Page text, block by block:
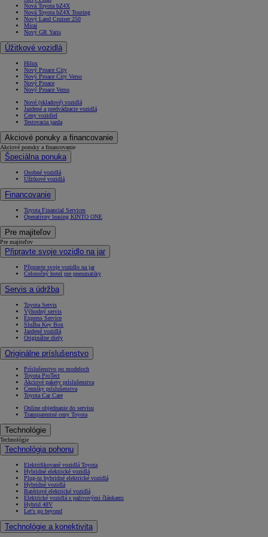
Nová Toyota bZ4X
Nová Toyota bZ4X Touring
Nový Land Cruiser 250
Mirai
Nový GR Yaris
Úžitkové vozidlá
Hilux
Nový Proace City
Nový Proace City Verso
Nový Proace
Nový Proace Verso
Nové (skladové) vozidlá
Jazdené a predvádzacie vozidlá
Ceny vozidiel
Testovacia jazda
Akciové ponuky a financovanie
Akciové ponuky a financovanie
Špeciálna ponuka
Osobné vozidlá
Úžitkové vozidlá
Financovanie
Toyota Financial Services
Operatívny leasing KINTO ONE
Pre majiteľov
Pre majiteľov
Připravte svoje vozidlo na jar
Připravte svoje vozidlo na jar
Celoročný hotel pre pneumatiky
Servis a údržba
Toyota Servis
Výhodný servis
Express Service
Služba Key Box
Jazdené vozidlá
Originálne diely
Originálne príslušenstvo
Príslušenstvo po modeloch
Toyota ProTect
Akciové pakety príslušenstva
Cenníky príslušenstva
Toyota Car Care
Online objednanie do servisu
Transparentné ceny Toyota
Technológie
Technológie
Technológia pohonu
Elektrifikované vozidlá Toyota
Hybridné elektrické vozidlá
Plug-in hybridné elektrické vozidlá
Hybridné vozidlá
Batériové elektrické vozidlá
Elektrické vozidlá s palivovými článkami
Hybrid 48V
Let's go beyond
Technológie a konektivita